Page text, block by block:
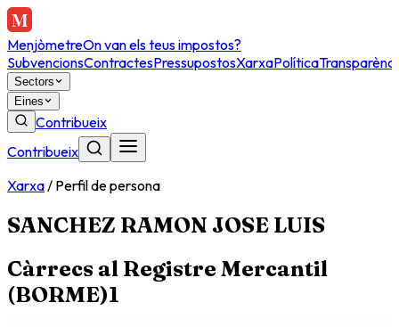
MenjòmetreOn van els teus impostos?
SubvencionsContractesPressupostosXarxaPolítica
Sectors
Eines
Contribueix
Contribueix
Xarxa/ Perfil de persona
SANCHEZ RAMON JOSE LUIS
Càrrecs al Registre Mercantil
(BORME)1